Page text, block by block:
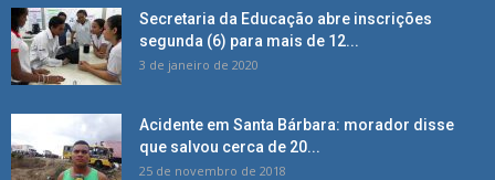
Secretaria da Educação abre inscrições
segunda (6) para mais de 12...
3 de janeiro de 2020
Acidente em Santa Bárbara: morador disse
que salvou cerca de 20...
25 de novembro de 2018